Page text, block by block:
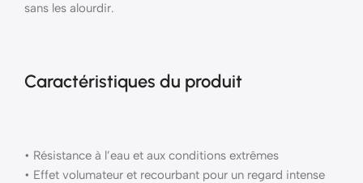
sans les alourdir.
Caractéristiques du produit
• Résistance à l’eau et aux conditions extrêmes
• Effet volumateur et recourbant pour un regard intense